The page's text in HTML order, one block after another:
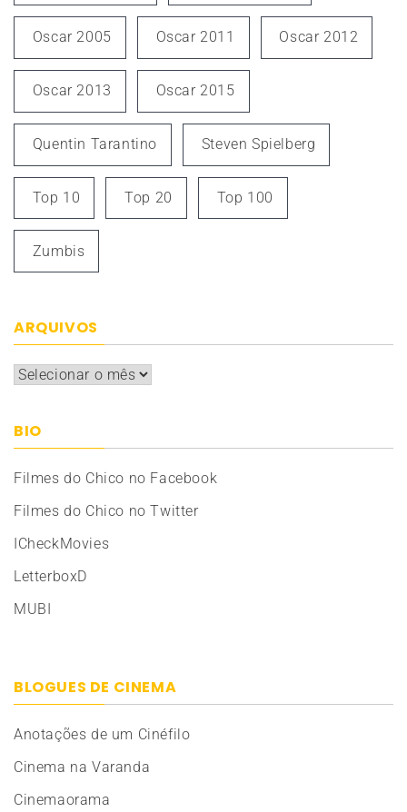
Oscar 2005 Oscar 2011 Oscar 2012
Oscar 2013 Oscar 2015
Quentin Tarantino Steven Spielberg
Top 10 Top 20 Top 100
Zumbis
ARQUIVOS
Arquivos
BIO
Filmes do Chico no Facebook
Filmes do Chico no Twitter
ICheckMovies
LetterboxD
MUBI
BLOGUES DE CINEMA
Anotações de um Cinéfilo
Cinema na Varanda
Cinemaorama